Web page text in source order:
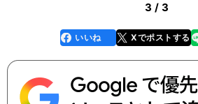
3 / 3
faceboo
k
いいね Xでポストする
line